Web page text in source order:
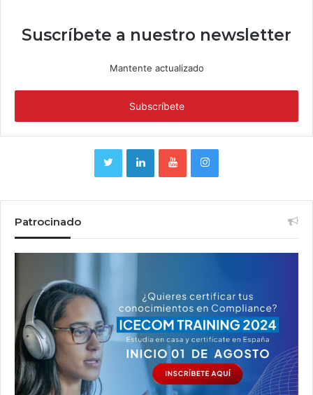
Suscríbete a nuestro newsletter
Mantente actualizado
Patrocinado